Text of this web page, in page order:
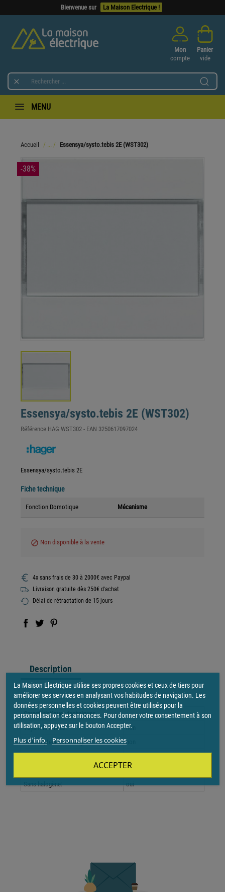
Bienvenue sur La Maison Electrique !

Mon
compte
Panier
vide
MENU
Accueil Essensya/systo.tebis 2E (WST302)
-38%
Essensya/systo.tebis 2E (WST302)
Référence HAG WST302 - EAN 3250617097024
Essensya/systo.tebis 2E
Fiche technique
Fonction Domotique Mécanisme
block Non disponible à la vente
4x sans frais de 30 à 2000€ avec Paypal
Livraison gratuite dès 250€ d'achat
Délai de rétractation de 15 jours
Description
Caractéristiques techniques
Voyant lumineux:
non
Avec capteur infra rouge:
non
16 mm
Sans halogène:
oui
La Maison Electrique utilise ses propres cookies et ceux de tiers pour
améliorer ses services en analysant vos habitudes de navigation. Les
données personnelles et cookies peuvent être utilisés pour la
personnalisation des annonces. Pour donner votre consentement à son
utilisation, appuyez sur le bouton Accepter.
Plus d'info. Personnaliser les cookies
ACCEPTER